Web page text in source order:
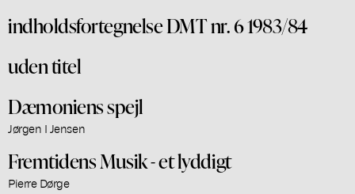
indholdsfortegnelse DMT nr. 6 1983/84
uden titel
Dæmoniens spejl
Jørgen I Jensen
Fremtidens Musik - et lyddigt
Pierre Dørge